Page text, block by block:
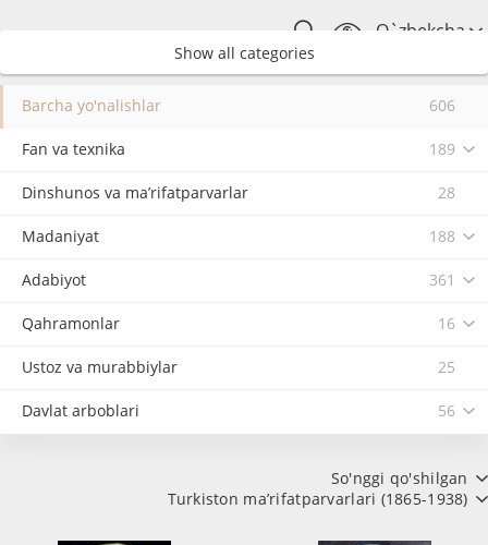
O`zbekcha
Show all categories
Barcha yo'nalishlar 606
Fan va texnika 189
Dinshunos va ma’rifatparvarlar 28
Madaniyat 188
Adabiyot 361
Qahramonlar 16
Ustoz va murabbiylar 25
Davlat arboblari 56
So'nggi qo'shilgan
Turkiston ma’rifatparvarlari (1865-1938)